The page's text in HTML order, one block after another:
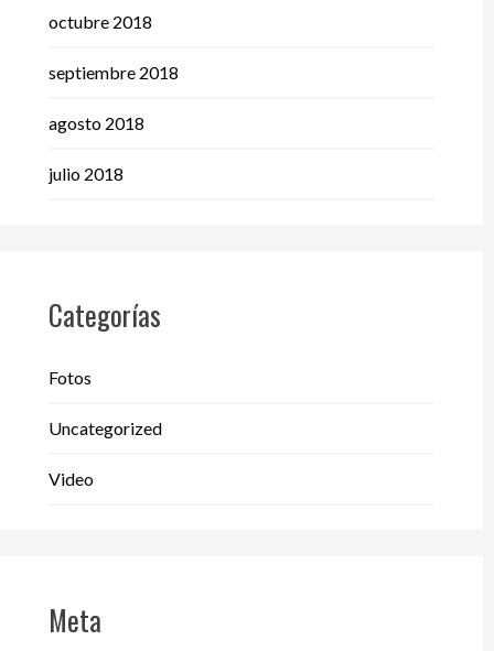
octubre 2018
septiembre 2018
agosto 2018
julio 2018
Categorías
Fotos
Uncategorized
Video
Meta